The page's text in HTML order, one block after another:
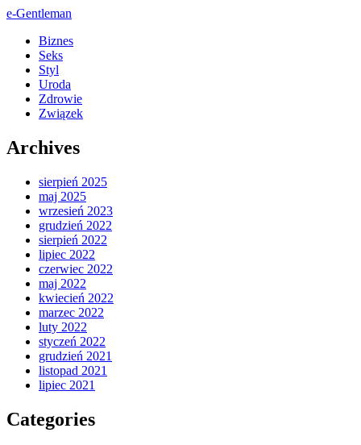
e-Gentleman
Biznes
Seks
Styl
Uroda
Zdrowie
Związek
Archives
sierpień 2025
maj 2025
wrzesień 2023
grudzień 2022
sierpień 2022
lipiec 2022
czerwiec 2022
maj 2022
kwiecień 2022
marzec 2022
luty 2022
styczeń 2022
grudzień 2021
listopad 2021
lipiec 2021
Categories